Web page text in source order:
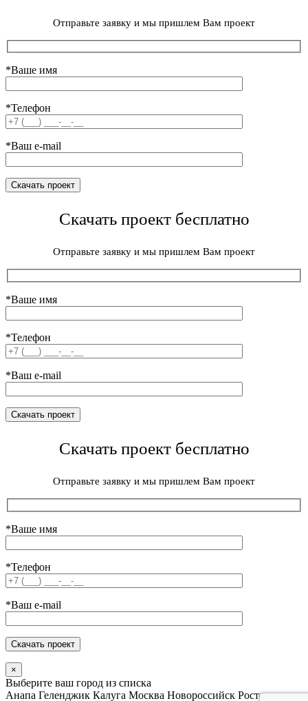
Отправьте заявку и мы пришлем Вам проект
*Ваше имя
*Телефон
*Ваш e-mail
Скачать проект бесплатно
Отправьте заявку и мы пришлем Вам проект
*Ваше имя
*Телефон
*Ваш e-mail
Скачать проект бесплатно
Отправьте заявку и мы пришлем Вам проект
*Ваше имя
*Телефон
*Ваш e-mail
×
Выберите ваш город из списка
Анапа Геленджик Калуга Москва Новороссийск Ростов